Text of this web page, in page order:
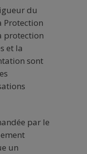
du
Protection
protection
et la
sont
par le
un